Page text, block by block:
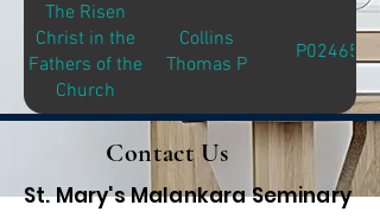
The Risen
Christ in the
Fathers of the
Church
Collins
Thomas P
P02465
Contact Us
St. Mary's Malankara Seminary